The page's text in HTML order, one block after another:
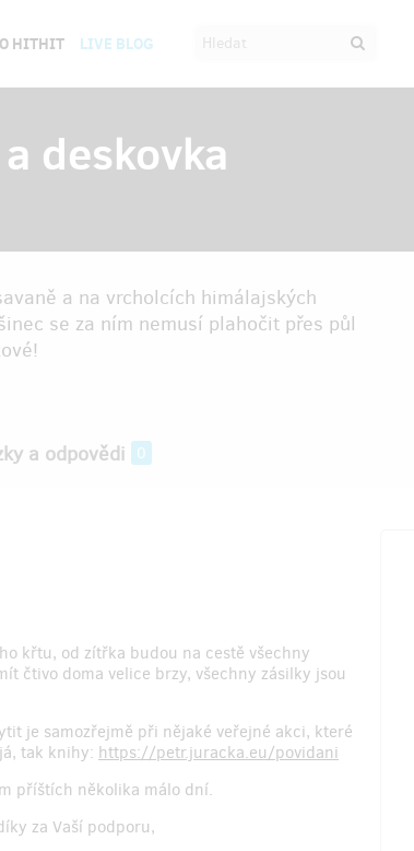
HITHIT LIVE BLOG
deskovka
a na vrcholcích himálajských
se za ním nemusí plahočit přes půl
a odpovědi 0
křtu, od zítřka budou na cestě všechny
čtivo doma velice brzy, všechny zásilky jsou
je samozřejmě při nějaké veřejné akci, které
tak knihy: https://petr.juracka.eu/povidani
příštích několika málo dní.
za Vaší podporu,